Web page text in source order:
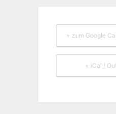
+ zum Google
+ iCal /